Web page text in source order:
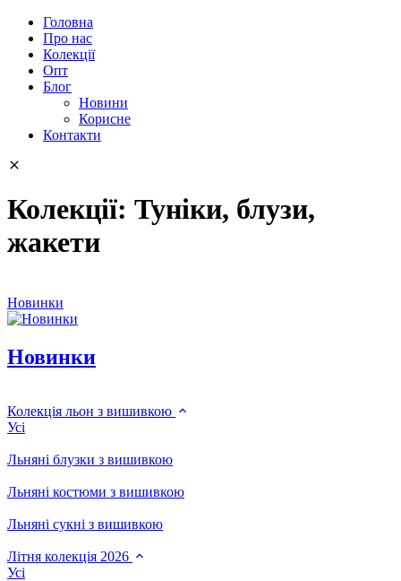
Головна
Про нас
Колекції
Опт
Блог
Новини
Корисне
Контакти
Колекції: Туніки, блузи,
жакети
Новинки
Новинки
Колекція льон з вишивкою
Усі
Льняні блузки з вишивкою
Льняні костюми з вишивкою
Льняні сукні з вишивкою
Літня колекція 2026
Усі